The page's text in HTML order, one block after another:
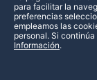
para facilitar la
preferencias
empleamos las
personal. Si
Información.